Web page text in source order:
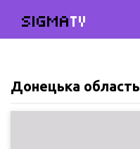
SIGMATV
Донецька область